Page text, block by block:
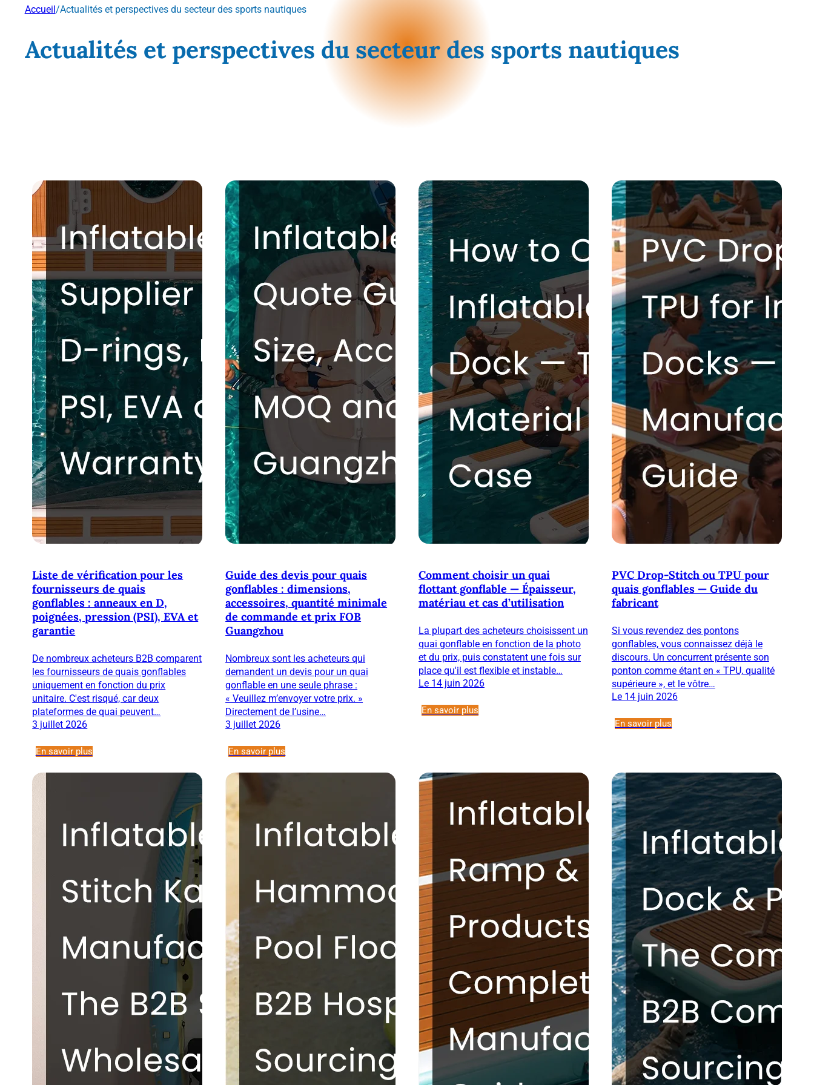
Accueil/Actualités et perspectives du secteur des sports nautiques
Actualités et perspectives du secteur des sports nautiques
Liste de vérification pour les
fournisseurs de quais
gonflables : anneaux en D,
poignées, pression (PSI), EVA et
garantie
De nombreux acheteurs B2B comparent
les fournisseurs de quais gonflables
uniquement en fonction du prix
unitaire. C'est risqué, car deux
plateformes de quai peuvent…
3 juillet 2026
En savoir plus
Guide des devis pour quais
gonflables : dimensions,
accessoires, quantité minimale
de commande et prix FOB
Guangzhou
Nombreux sont les acheteurs qui
demandent un devis pour un quai
gonflable en une seule phrase :
« Veuillez m’envoyer votre prix. »
Directement de l’usine…
3 juillet 2026
En savoir plus
Comment choisir un quai
flottant gonflable — Épaisseur,
matériau et cas d’utilisation
La plupart des acheteurs choisissent un
quai gonflable en fonction de la photo
et du prix, puis constatent une fois sur
place qu'il est flexible et instable…
Le 14 juin 2026
En savoir plus
PVC Drop-Stitch ou TPU pour
quais gonflables — Guide du
fabricant
Si vous revendez des pontons
gonflables, vous connaissez déjà le
discours. Un concurrent présente son
ponton comme étant en « TPU, qualité
supérieure », et le vôtre…
Le 14 juin 2026
En savoir plus